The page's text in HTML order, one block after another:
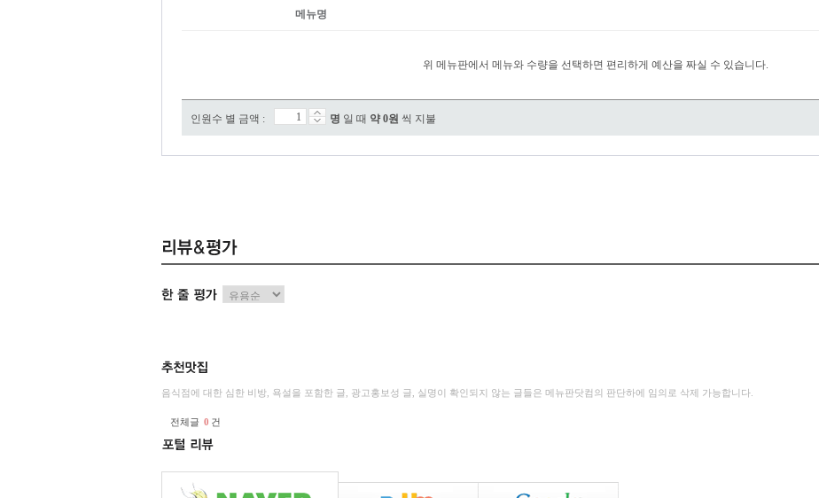
메뉴명
위 메뉴판에서 메뉴와 수량을 선택하면 편리하게 예산을 짜실 수 있습니다.
인원수 별 금액 : 명 일 때 약0원 씩 지불
음식점에 대한 심한 비방, 욕설을 포함한 글, 광고홍보성 글, 실명이 확인되지 않는 글들은 메뉴판닷컴의 판단하에 임의로 삭제 가능합니다.
전체글 0 건